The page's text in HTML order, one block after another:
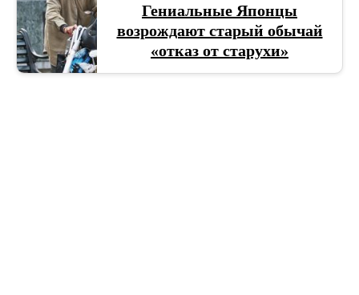
Гениальные Японцы
возрождают старый обычай
«отказ от старухи»